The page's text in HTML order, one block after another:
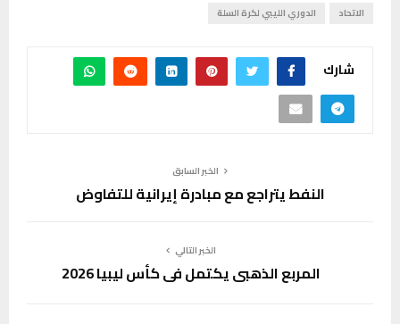
الاتحاد الدوري الليبي لكرة السلة
شارك
الخبر السابق
النفط يتراجع مع مبادرة إيرانية للتفاوض
الخبر التالي
المربع الذهبي يكتمل في كأس ليبيا 2026